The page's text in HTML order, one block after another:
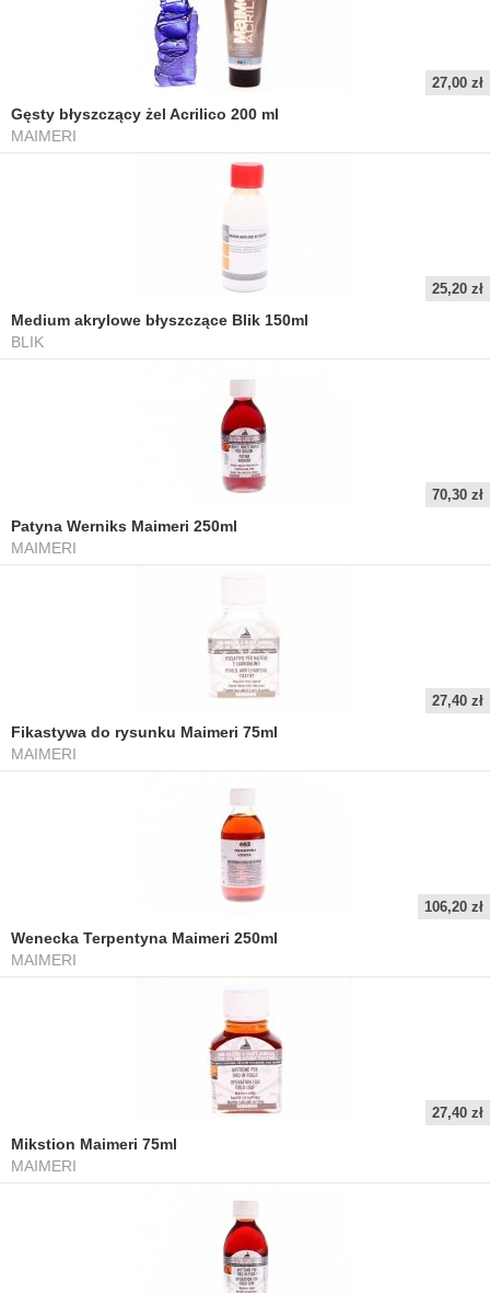
27,00 zł
Gęsty błyszczący żel Acrilico 200 ml
MAIMERI
25,20 zł
Medium akrylowe błyszczące Blik 150ml
BLIK
70,30 zł
Patyna Werniks Maimeri 250ml
MAIMERI
27,40 zł
Fikastywa do rysunku Maimeri 75ml
MAIMERI
106,20 zł
Wenecka Terpentyna Maimeri 250ml
MAIMERI
27,40 zł
Mikstion Maimeri 75ml
MAIMERI